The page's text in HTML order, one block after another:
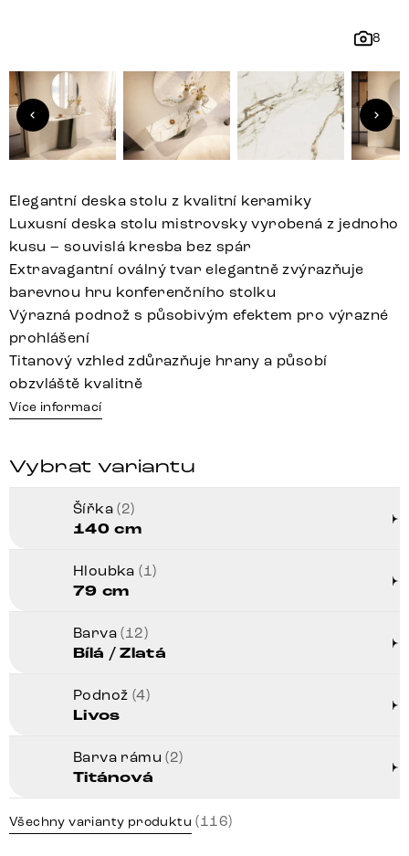
8
Elegantní deska stolu z kvalitní keramiky
Luxusní deska stolu mistrovsky vyrobená z jednoho
kusu – souvislá kresba bez spár
Extravagantní oválný tvar elegantně zvýrazňuje
barevnou hru konferenčního stolku
Výrazná podnož s působivým efektem pro výrazné
prohlášení
Titanový vzhled zdůrazňuje hrany a působí
obzvláště kvalitně
Více informací
Vybrat variantu
Šířka(2)
140 cm
Hloubka(1)
79 cm
Barva(12)
Bílá / Zlatá
Podnož (4)
Livos
Barva rámu(2)
Titánová
Všechny varianty produktu (116)